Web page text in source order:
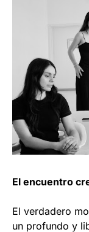
El encuentro
El verdadero
un profundo y